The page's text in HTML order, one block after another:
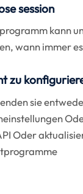
session
kann
wann immer
zu
sie
Oder